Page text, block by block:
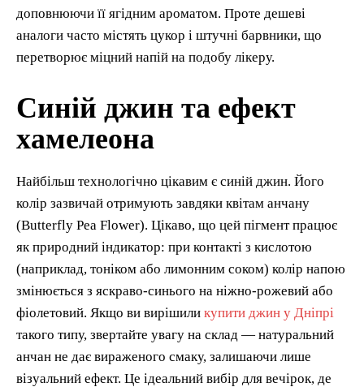
доповнюючи її ягідним ароматом. Проте дешеві
аналоги часто містять цукор і штучні барвники, що
перетворює міцний напій на подобу лікеру.
Синій джин та ефект
хамелеона
Найбільш технологічно цікавим є синій джин. Його
колір зазвичай отримують завдяки квітам анчану
(Butterfly Pea Flower). Цікаво, що цей пігмент працює
як природний індикатор: при контакті з кислотою
(наприклад, тоніком або лимонним соком) колір напою
змінюється з яскраво-синього на ніжно-рожевий або
фіолетовий. Якщо ви вирішили купити джин у Дніпрі
такого типу, звертайте увагу на склад — натуральний
анчан не дає вираженого смаку, залишаючи лише
візуальний ефект. Це ідеальний вибір для вечірок, де